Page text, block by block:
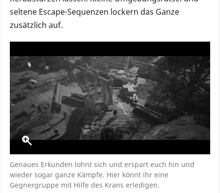
seltene Escape-Sequenzen lockern das Ganze
zusätzlich auf.
Genaues Erkunden lohnt sich und erspart euch hin und
wieder sogar ganze Kämpfe. Hier könnt ihr eine
Gegnergruppe mit Hilfe des Krans erledigen.